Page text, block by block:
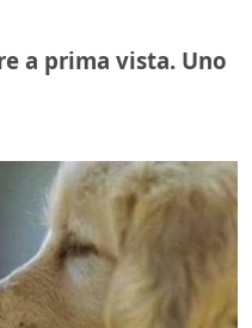
a prima vista. Uno